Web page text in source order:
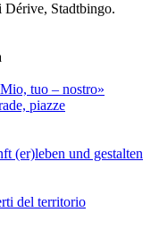
Stadtbingo.
tuo – nostro»
piazze
(er)leben und gestalten
del territorio